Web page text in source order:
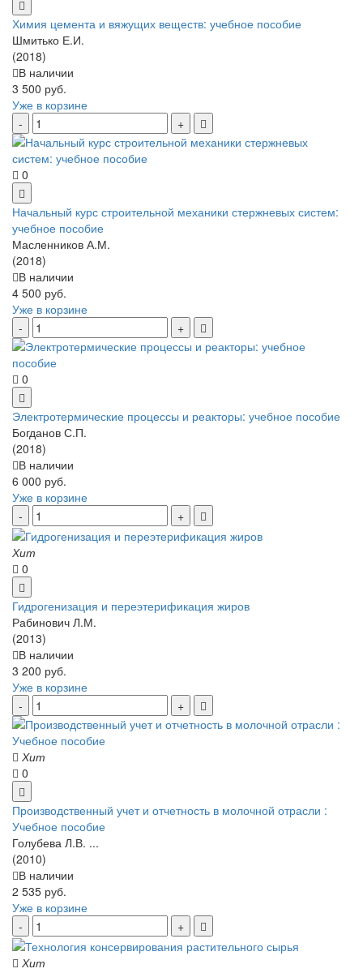
Химия цемента и вяжущих веществ: учебное пособие
Шмитько Е.И.
(2018)
В наличии
3 500 руб.
Уже в корзине
0
Начальный курс строительной механики стержневых систем:
учебное пособие
Масленников А.М.
(2018)
В наличии
4 500 руб.
Уже в корзине
0
Электротермические процессы и реакторы: учебное пособие
Богданов С.П.
(2018)
В наличии
6 000 руб.
Уже в корзине
Хит
0
Гидрогенизация и переэтерификация жиров
Рабинович Л.М.
(2013)
В наличии
3 200 руб.
Уже в корзине
Хит
0
Производственный учет и отчетность в молочной отрасли :
Учебное пособие
Голубева Л.В. ...
(2010)
В наличии
2 535 руб.
Уже в корзине
Хит